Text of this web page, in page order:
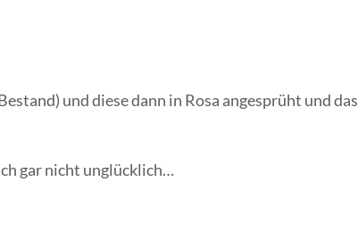
und diese dann in Rosa angesprüht und das
gar nicht unglücklich…